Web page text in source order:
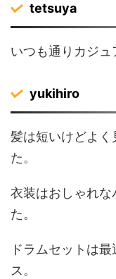
tetsuya
いつも通りカジュ
yukihiro
髪は短いけどよ
た。
衣装はおしゃれ
た。
ドラムセットは
ス。